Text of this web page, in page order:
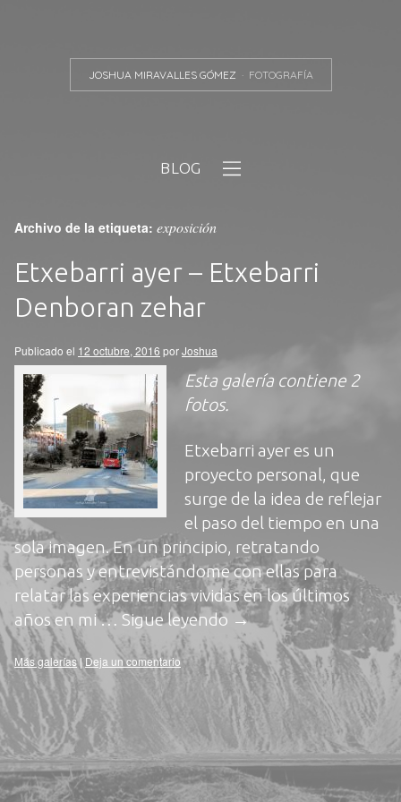
JOSHUA MIRAVALLES GÓMEZ FOTOGRAFÍA
BLOG
Archivo de la etiqueta: exposición
Etxebarri ayer – Etxebarri
Denboran zehar
Publicado el 12 octubre, 2016 porJoshua
Esta galería contiene 2
fotos.
Etxebarri ayer es un
proyecto personal, que
surge de la idea de reflejar
el paso del tiempo en una
sola imagen. En un principio, retratando
personas y entrevistándome con ellas para
relatar las experiencias vividas en los últimos
años en mi …Sigue leyendo →
Más galerías| Deja un comentario